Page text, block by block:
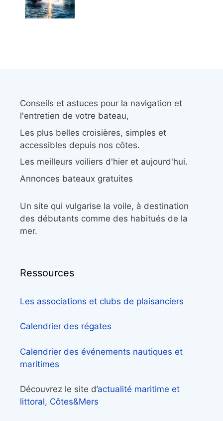
Conseils et astuces pour la navigation et
l'entretien de votre bateau,
Les plus belles croisières, simples et
accessibles depuis nos côtes.
Les meilleurs voiliers d'hier et aujourd'hui.
Annonces bateaux gratuites
Un site qui vulgarise la voile, à destination
des débutants comme des habitués de la
mer.
Ressources
Les associations et clubs de plaisanciers
Calendrier des régates
Calendrier des événements nautiques et
maritimes
Découvrez le site d’actualité maritime et
littoral, Côtes&Mers